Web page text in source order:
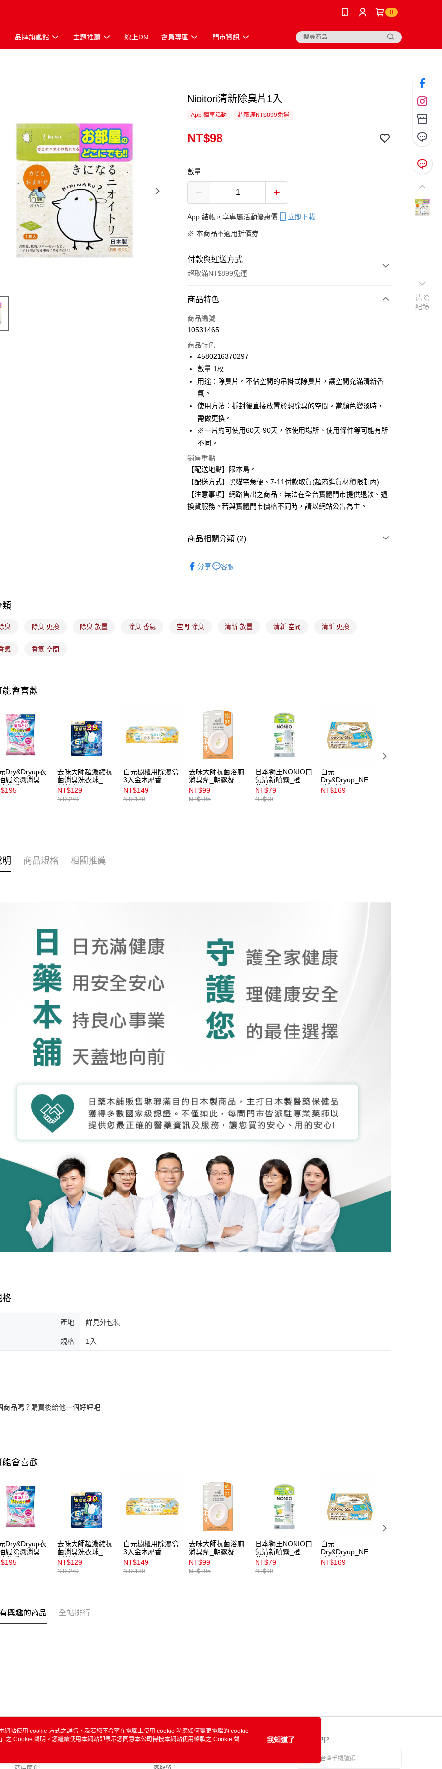
0
品牌旗艦館 主題推薦 線上DM 會員專區 門市資訊
Nioitori清新除臭片1入
App 獨享活動 超取滿NT$899免運
NT$98
數量
App 結帳可享專屬活動優惠價 立即下載
※ 本商品不適用折價券
付款與運送方式
超取滿NT$899免運
付款方式
信用卡一次付款
合作金庫商業銀行
華南商業銀行
彰化商業銀行
國泰世華商業銀行
臺灣中小企業銀行
台中商業銀行
匯豐（台灣）商業銀行
聯邦商業銀行
遠東國際商業銀行
元大商業銀行
台新國際商業銀行
台灣樂天信用卡公司
超商取貨付款
Apple Pay
悠遊付
Google Pay
全盈+PAY
大哥付你分期
相關說明
2.付款方式選擇「大哥付你分期」，訂單成立後會自動跳轉到大哥付的交易
3.實際核准額度、可分期數及費用金額請依後續交易確認頁面所載為準。
4.訂單成立30分鐘內，如未前往確認交易或遇審核未通過，訂單將自動取
2.透過簡訊連結打開帳單後，可選擇「超商條碼／台灣大直營門市／銀行轉
3.完整用戶服務條款，請詳閱以下連結：
每筆NT$100，滿NT$899(含以上)免運費
付款後門市自取
每筆NT$100，滿NT$399(含以上)免運費
商品特色
商品編號
10531465
商品特色
4580216370297
數量:1枚
用途：除臭片。不佔空間的吊掛式除臭片，讓空間充滿清新香
氣。
使用方法：拆封後直接放置於想除臭的空間。當顏色變淡時，
需做更換。
※一片約可使用60天-90天，依使用場所、使用條件等可能有所
不同。
銷售重點
【配送地點】限本島。
【配送方式】黑貓宅急便、7-11付款取貨(超商進貨材積限制內)
【注意事項】網路售出之商品，無法在全台實體門市提供退款、退
換貨服務。若與實體門市價格不同時，請以網站公告為主。
商品相關分類 (2)
分享 客服
類
臭 除臭 更換 除臭 放置 除臭 香氣 空間 除臭 清新 放置 清新 空間 清新 更換
氣 香氣 空間
能會喜歡
Dry&Dryup衣
屜除濕消臭劑
花香
去味大師超濃縮抗
菌消臭洗衣球_清
新草本
NT$129
NT$249
白元櫥櫃用除濕盒
3入金木犀香
NT$149
NT$189
去味大師抗菌浴廁
消臭劑_朝露凝香
7ml
NT$99
NT$195
日本獅王NONIO口
氣清新噴霧_橙橘
薄荷
NT$79
NT$99
白元
Dry&Dryup_NECO
除濕劑1000mlx2
無香味
NT$169
明 商品規格 相關推薦
格
產地 詳見外包裝
規格 1入
商品嗎？購買後給他一個好評吧
能會喜歡
Dry&Dryup衣
屜除濕消臭劑
花香
去味大師超濃縮抗
菌消臭洗衣球_清
新草本
NT$129
NT$249
白元櫥櫃用除濕盒
3入金木犀香
NT$149
NT$189
去味大師抗菌浴廁
消臭劑_朝露凝香
7ml
NT$99
NT$195
日本獅王NONIO口
氣清新噴霧_橙橘
薄荷
NT$79
NT$99
白元
Dry&Dryup_NECO
除濕劑1000mlx2
無香味
NT$169
興趣的商品 全站排行
關於我們 客服資訊 官方APP
清除
紀錄
網站使用 cookie 方式之詳情，及若您不希望在電腦上使用 cookie 時應如何變更電腦的 cookie
」之 Cookie 聲明。您繼續使用本網站即表示您同意本公司得按本網站使用條款之 Cookie 聲明
我知道了